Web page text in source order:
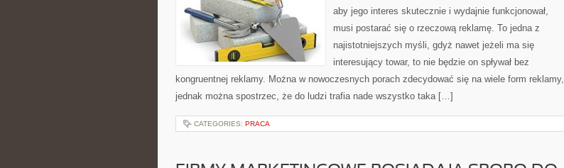
SWOJEJ
JEST
KONIECZNE
aby jego interes skutecznie i wydajnie funkcjonował,
musi postarać się o rzeczową reklamę. To jedna z
najistotniejszych myśli, gdyż nawet jeżeli ma się
interesujący towar, to nie będzie on spływał bez
kongruentnej reklamy. Można w nowoczesnych porach zdecydować się na wiele form reklamy,
jednak można spostrzec, że do ludzi trafia nade wszystko taka […]
CATEGORIES: PRACA